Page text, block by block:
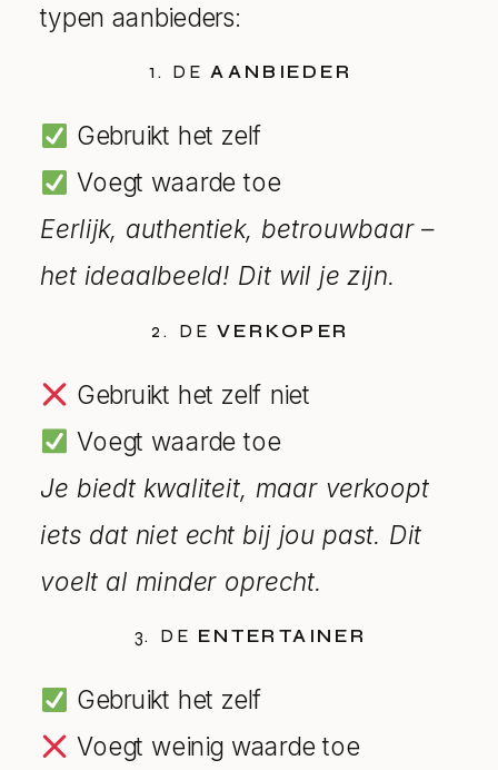
typen aanbieders:
1. DEAANBIEDER
Gebruikt het zelf
Voegt waarde toe
Eerlijk, authentiek, betrouwbaar –
het ideaalbeeld! Dit wil je zijn.
2. DE VERKOPER
Gebruikt het zelf niet
Voegt waarde toe
Je biedt kwaliteit, maar verkoopt
iets dat niet echt bij jou past. Dit
voelt al minder oprecht.
3. DE ENTERTAINER
Gebruikt het zelf
Voegt weinig waarde toe